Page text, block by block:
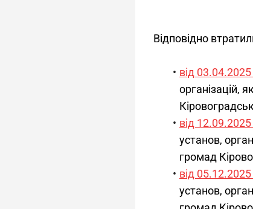
Відповідно
від
організацій,
від
установ,
громад
від
установ,